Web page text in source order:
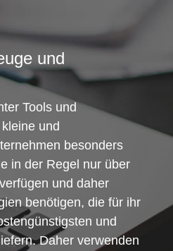
und
Tools und
und
besonders
in der Regel nur über
und daher
benötigen, die für ihr
und
Daher verwenden